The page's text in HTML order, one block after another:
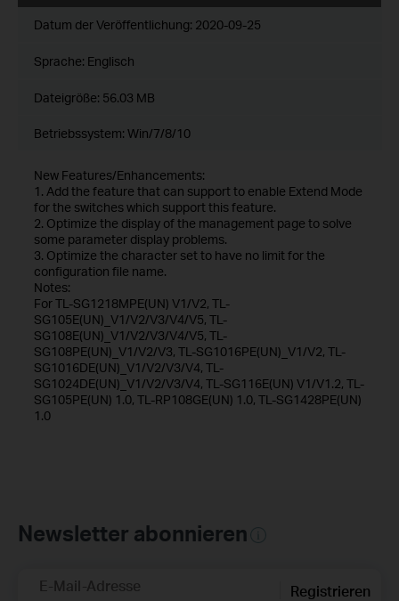
Datum der Veröffentlichung: 2020-09-25
Sprache: Englisch
Dateigröße: 56.03 MB
Betriebssystem: Win/7/8/10
New Features/Enhancements:
1. Add the feature that can support to enable Extend Mode
for the switches which support this feature.
2. Optimize the display of the management page to solve
some parameter display problems.
3. Optimize the character set to have no limit for the
configuration file name.
Notes:
For TL-SG1218MPE(UN) V1/V2, TL-
SG105E(UN)_V1/V2/V3/V4/V5, TL-
SG108E(UN)_V1/V2/V3/V4/V5, TL-
SG108PE(UN)_V1/V2/V3, TL-SG1016PE(UN)_V1/V2, TL-
SG1016DE(UN)_V1/V2/V3/V4, TL-
SG1024DE(UN)_V1/V2/V3/V4, TL-SG116E(UN) V1/V1.2, TL-
SG105PE(UN) 1.0, TL-RP108GE(UN) 1.0, TL-SG1428PE(UN)
1.0
Newsletter abonnieren
E-Mail-Adresse Registrieren